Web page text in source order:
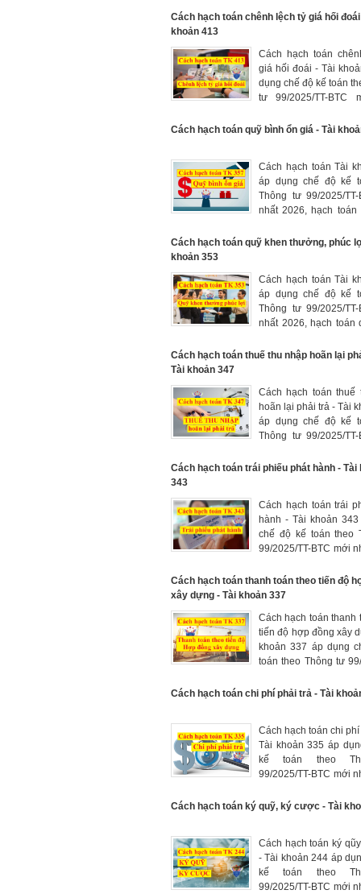
hữu được hình
Cách hạch toán chênh lệch tỷ giá hối đoái
khoản 413
Cách hạch toán
giá hối đoái - Tài
dụng chế độ kế toán
tư 99/2025/TT-BTC
phát sinh từ việc trao
trong kế toán theo
đoái khác nhau
Cách hạch toán quỹ bình ổn giá - Tài
Cách hạch toán Tài
áp dụng chế độ kế
Thông tư 99/2025/
nhất 2026, hạch toán
Cách hạch toán quỹ khen thưởng, phúc
khoản 353
Cách hạch toán Tài
áp dụng chế độ kế
Thông tư 99/2025/
nhất 2026, hạch toán
thưởng ban quản lý
Cách hạch toán thuế thu nhập hoãn lại
Tài khoản 347
Cách hạch toán thuế
hoãn lại phải trả - Tài
áp dụng chế độ kế
Thông tư 99/2025/
chênh lệch tạm thời
hành
Cách hạch toán trái phiếu phát hành - Tài
343
Cách hạch toán trái
hành - Tài khoản
chế độ kế toán theo
99/2025/TT-BTC mới
và tình hình thanh
phiếu của doanh
Cách hạch toán thanh toán theo tiến độ
xây dựng - Tài khoản 337
Cách hạch toán thanh
tiến độ hợp đồng xây
khoản 337 áp dụng
toán theo Thông tư
tiền khách hàng
với phần công việc
thành do nhà thầu tự
của hợp đồng xây
dang
Cách hạch toán chi phí phải trả - Tài
Cách hạch toán chi
Tài khoản 335 áp
kế toán theo
99/2025/TT-BTC mới
hàng hóa, dịch vụ
kỳ báo cáo nhưng
chi trả, trả lương nghỉ
Cách hạch toán ký quỹ, ký cược - Tài
Cách hạch toán ký
- Tài khoản 244 áp
kế toán theo
99/2025/TT-BTC mới